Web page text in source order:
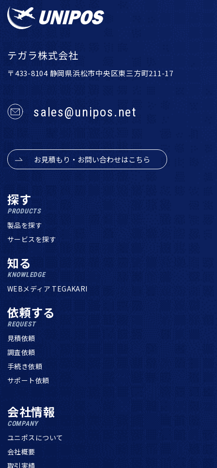
テガラ株式会社
〒433-8104 静岡県浜松市中央区東三方町211-17
sales@unipos.net
お見積もり・お問い合わせはこちら
探す
PRODUCTS
製品を探す
サービスを探す
知る
KNOWLEDGE
WEBメディア TEGAKARI
依頼する
REQUEST
見積依頼
調査依頼
手続き依頼
サポート依頼
会社情報
COMPANY
ユニポスについて
会社概要
取引実績